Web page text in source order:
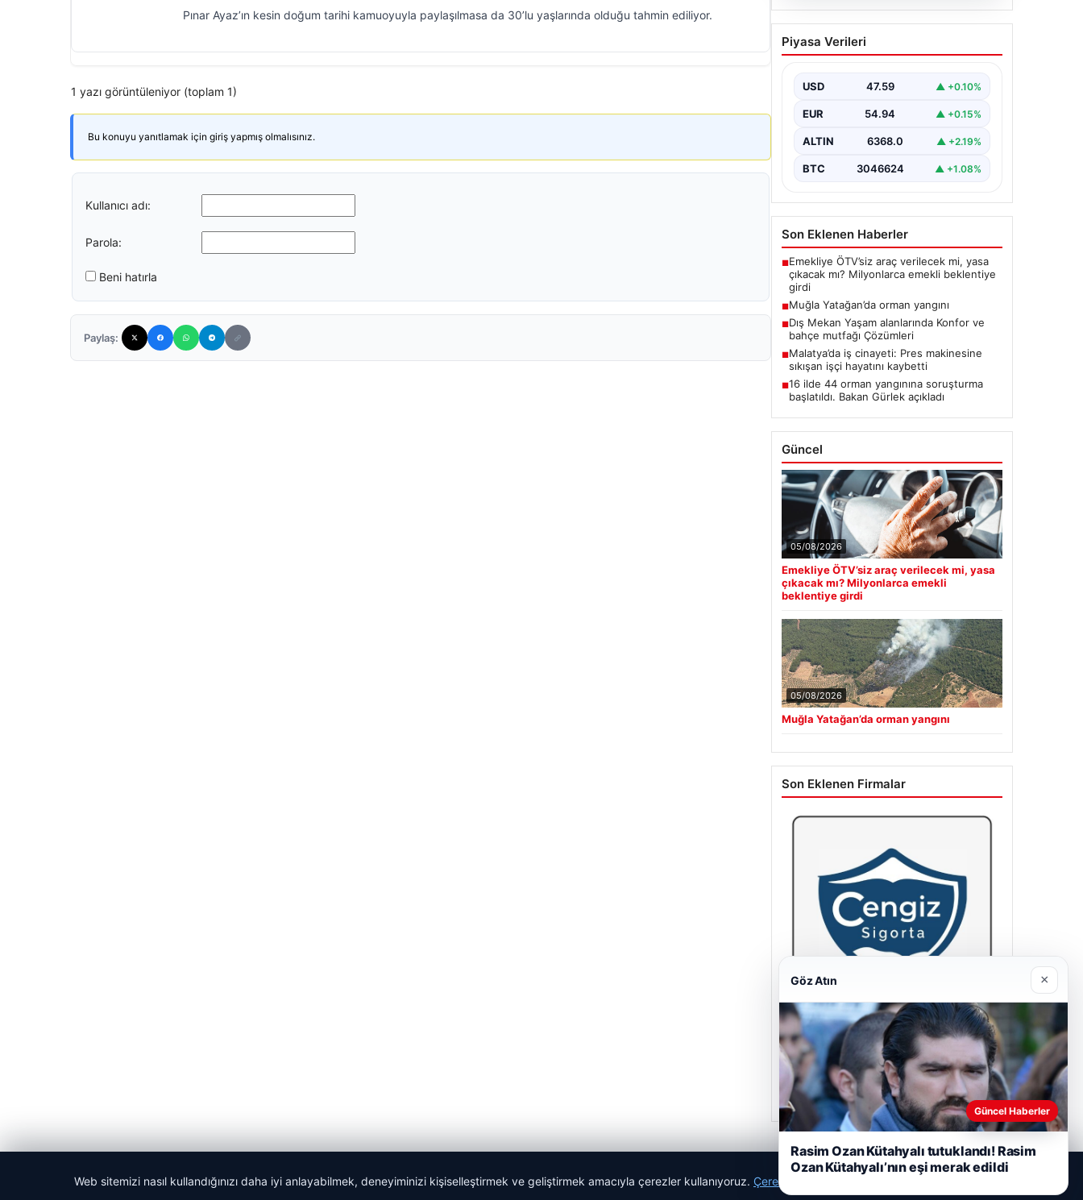
Pınar Ayaz’ın kesin doğum tarihi kamuoyuyla paylaşılmasa da 30’lu yaşlarında olduğu tahmin ediliyor.
1 yazı görüntüleniyor (toplam 1)
Bu konuyu yanıtlamak için giriş yapmış olmalısınız.
Kullanıcı adı:
Parola:
Beni hatırla
Paylaş:
05.08.2026
Muğla Yatağan’da orman
yangını
Piyasa Verileri
USD 47.59 ▲ +0.10%
EUR 54.94 ▲ +0.15%
ALTIN 6368.0 ▲ +2.19%
BTC 3046624 ▲ +1.08%
Son Eklenen Haberler
■Emekliye ÖTV’siz araç verilecek mi, yasa
çıkacak mı? Milyonlarca emekli beklentiye
girdi
■Muğla Yatağan’da orman yangını
■Dış Mekan Yaşam alanlarında Konfor ve
bahçe mutfağı Çözümleri
■Malatya’da iş cinayeti: Pres makinesine
sıkışan işçi hayatını kaybetti
■16 ilde 44 orman yangınına soruşturma
başlatıldı. Bakan Gürlek açıkladı
Güncel
05/08/2026
Emekliye ÖTV’siz araç verilecek mi, yasa
çıkacak mı? Milyonlarca emekli
beklentiye girdi
05/08/2026
Muğla Yatağan’da orman yangını
Son Eklenen Firmalar
Cengiz Sigorta
23/06/2026
© 2026 Habercin – Güncel Haberler
Web sitemizi nasıl kullandığınızı daha iyi anlayabilmek, deneyiminizi kişiselleştirmek ve geliştirmek amacıyla çerezler kullanıyoruz. Çerez Politikamız
Göz Atın ×
Güncel Haberler
Rasim Ozan Kütahyalı tutuklandı! Rasim
Ozan Kütahyalı’nın eşi merak edildi